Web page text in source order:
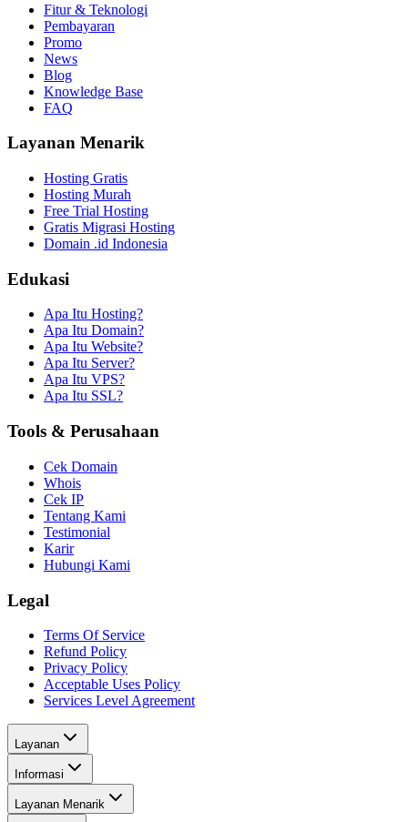
Fitur & Teknologi
Pembayaran
Promo
News
Blog
Knowledge Base
FAQ
Layanan Menarik
Hosting Gratis
Hosting Murah
Free Trial Hosting
Gratis Migrasi Hosting
Domain .id Indonesia
Edukasi
Apa Itu Hosting?
Apa Itu Domain?
Apa Itu Website?
Apa Itu Server?
Apa Itu VPS?
Apa Itu SSL?
Tools & Perusahaan
Cek Domain
Whois
Cek IP
Tentang Kami
Testimonial
Karir
Hubungi Kami
Legal
Terms Of Service
Refund Policy
Privacy Policy
Acceptable Uses Policy
Services Level Agreement
Layanan
Informasi
Layanan Menarik